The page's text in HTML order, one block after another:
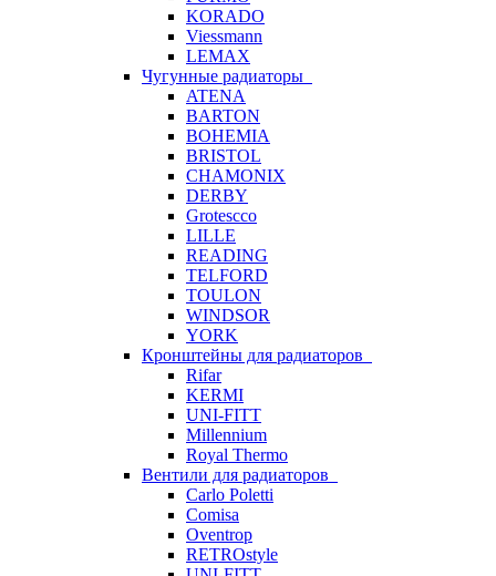
KORADO
Viessmann
LEMAX
Чугунные радиаторы
ATENA
BARTON
BOHEMIA
BRISTOL
CHAMONIX
DERBY
Grotescco
LILLE
READING
TELFORD
TOULON
WINDSOR
YORK
Кронштейны для радиаторов
Rifar
KERMI
UNI-FITT
Millennium
Royal Thermo
Вентили для радиаторов
Carlo Poletti
Comisa
Oventrop
RETROstyle